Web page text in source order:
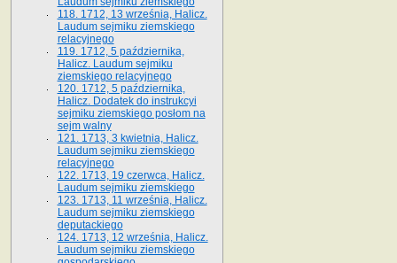
118. 1712, 13 września, Halicz.
Laudum sejmiku ziemskiego
relacyjnego
119. 1712, 5 października,
Halicz. Laudum sejmiku
ziemskiego relacyjnego
120. 1712, 5 października,
Halicz. Dodatek do instrukcyi
sejmiku ziemskiego posłom na
sejm walny
121. 1713, 3 kwietnia, Halicz.
Laudum sejmiku ziemskiego
relacyjnego
122. 1713, 19 czerwca, Halicz.
Laudum sejmiku ziemskiego
123. 1713, 11 września, Halicz.
Laudum sejmiku ziemskiego
deputackiego
124. 1713, 12 września, Halicz.
Laudum sejmiku ziemskiego